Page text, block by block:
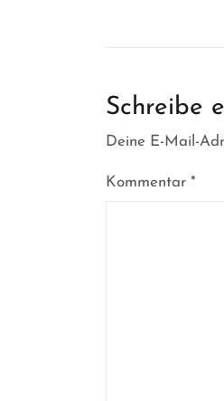
Schreibe
Deine E-Mail-
Kommentar *